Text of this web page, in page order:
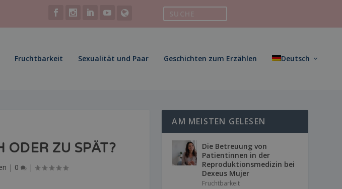
Fruchtbarkeit Sexualität und Paar Geschichten zum Erzählen Deutsch
ODER ZU SPÄT?
| 0 |
AM MEISTEN GELESEN
Die Betreuung von
Patientinnen in der
Reproduktionsmedizin bei
Dexeus Mujer
Fruchtbarkeit